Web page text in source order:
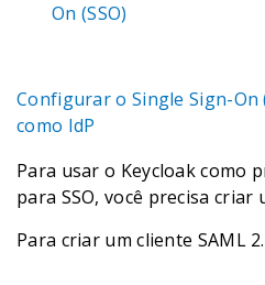
On (SSO)
Configurar o Single Sign-On
como IdP
Para usar o Keycloak como
para SSO, você precisa criar
Para criar um cliente SAML